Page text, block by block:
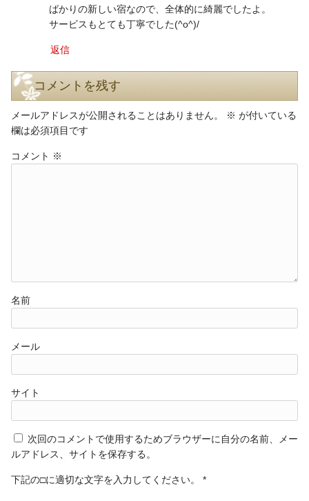
ばかりの新しい宿なので、全体的に綺麗でしたよ。
サービスもとても丁寧でした(^o^)/
返信
コメントを残す
メールアドレスが公開されることはありません。 ※ が付いている
欄は必須項目です
コメント ※
名前
メール
サイト
次回のコメントで使用するためブラウザーに自分の名前、メー
ルアドレス、サイトを保存する。
下記の□に適切な文字を入力してください。 *